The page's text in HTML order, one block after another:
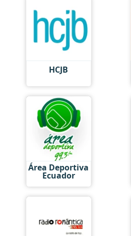
HCJB
Área Deportiva
Ecuador